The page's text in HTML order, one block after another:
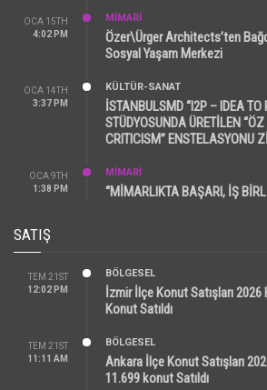
OCA 15TH
4:02 PM
MİMARİ
Özer\Ürger Architects’ten
Sosyal Yaşam Merkezi
OCA 14TH
3:37 PM
KÜLTÜR-SANAT
İSTANBULSMD “I2P – IDEA TO
STÜDYOSUNDA ÜRETİLEN
CRITICISM” ENSTELASYONU
OCA 9TH
1:38 PM
MİMARİ
“MİMARLIKTA BAŞARI, İŞ
SATIŞ
TEM 21ST
12:02 PM
BÖLGESEL
İzmir İlçe Konut Satışları 2026
Konut Satıldı
TEM 21ST
11:11 AM
BÖLGESEL
Ankara İlçe Konut Satışları
11.699 konut Satıldı